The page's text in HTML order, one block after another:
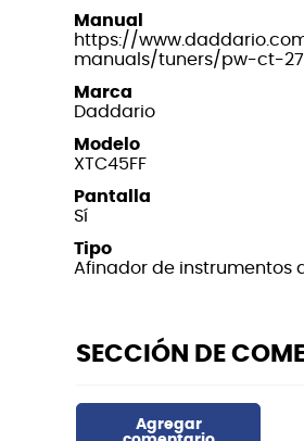
Manual
https://
manuals/tuners/pw-ct-
Marca
Daddario
Modelo
XTC45FF
Pantalla
Sí
Tipo
Afinador de instrumentos